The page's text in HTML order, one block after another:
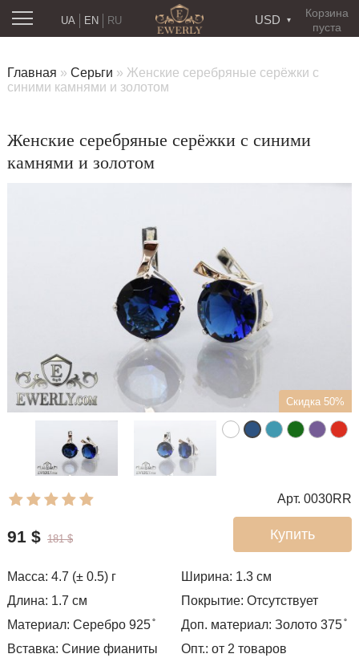
Корзина
пуста
USD
RU
UA EN
Главная » Серьги » Женские серебряные серёжки с
синими камнями и золотом
Женские серебряные серёжки с синими
камнями и золотом
Скидка 50%
Арт. 0030RR
Купить
91 $ 181 $
Масса: 4.7 (± 0.5) г Ширина: 1.3 см
Длина: 1.7 см
Покрытие: Отсутствует
Материал: Серебро 925 ̊
Доп. материал: Золото 375 ̊
Вставка: Синие фианиты
Опт.: от 2 товаров